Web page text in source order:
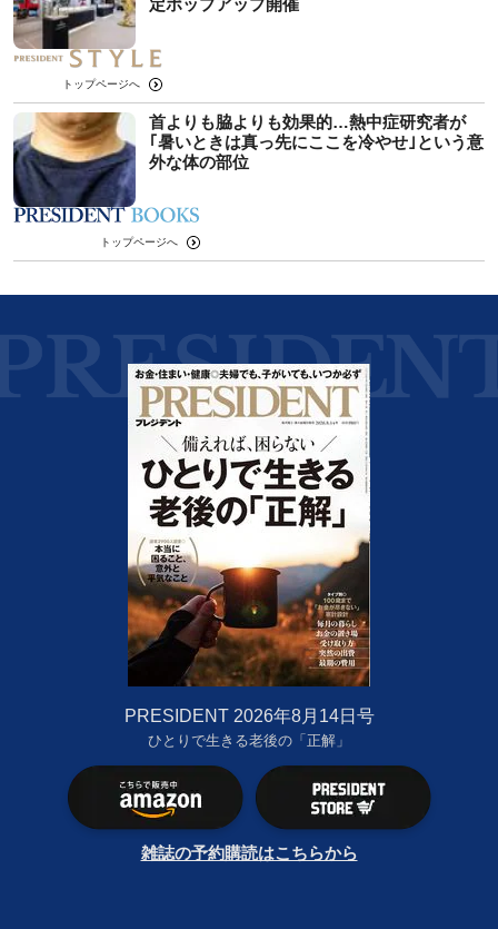
トップページへ
首よりも脇よりも効果的…熱中症研究者が
｢暑いときは真っ先にここを冷やせ｣という意
外な体の部位
トップページへ
PRESIDENT 2026年8月14日号
ひとりで生きる老後の「正解」
雑誌の予約購読はこちらから